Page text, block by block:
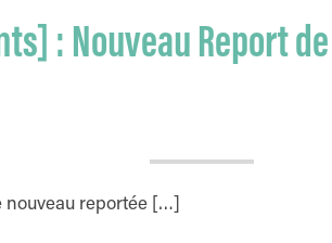
: Nouveau Report
nouveau reportée […]